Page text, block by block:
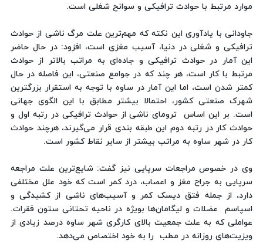
موارد مرتبط با حوادث ترافیکی و سوانح شغلی است.
جاودانی با یادآوری این نکته که مهم‌ترین علت مرگ ناشی از حوادث
ترافیکی و شغلی در دنیا، آسیب مغزی است، افزود: در حال حاضر
این آمار در حوادث ترافیکی و جاده‌ای به مراتب بالاتر از حوادث
مرتبط با کار است، هر چند که در جوامع صنعتی، این فاصله در حال
کمتر شدن است، اما این آمار در ساوه با توجه به استقرار بزرگترین
شهرک صنعتی کشور، احتمالا بیشتر مطابق با این الگوی جهانی
است. بر این اساس ترومای ناشی از حوادث ترافیکی در رتبه اول و
حوادث کار در رتبه دوم این طبقه بندی قرار می‌گیرند، هرچند حوادث
کار در شهر ساوه به مراتب بیشتر از سایر نقاط کشور است.
وی در خصوص مراجعات سرپایی نیز گفت: شایع‌ترین علت مراجعه
سرپایی به جراح مغز و اعصاب، درد کمر است که خود علل مختلفی
دارد، از جمله فتق دیسک کمر و آسیب‌های ناشی از کشیدگی و
اسپاسم عضلات و لیگامان‌ها بویژه در ناحیه تحتانی ستون فقرات.
عواملی که به علت جمعیت بالای کارگری شهر ساوه درصد زیادی از
ویزیت‌های روزانه در مطب را به خود اختصاص می‌دهد.